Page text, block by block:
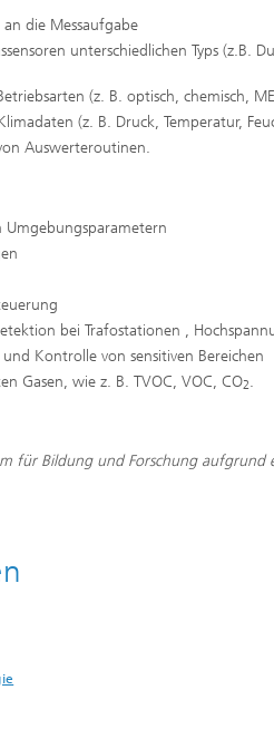
die Messaufgabe
unterschiedlichen Typs (z.B.
(z. B. optisch, chemisch,
(z. B. Druck, Temperatur,
Auswerteroutinen.
Umgebungsparametern
bei Trafostationen ,
Kontrolle von sensitiven Bereichen
Gasen, wie z. B. TVOC, VOC, CO2.
für Bildung und Forschung aufgrund